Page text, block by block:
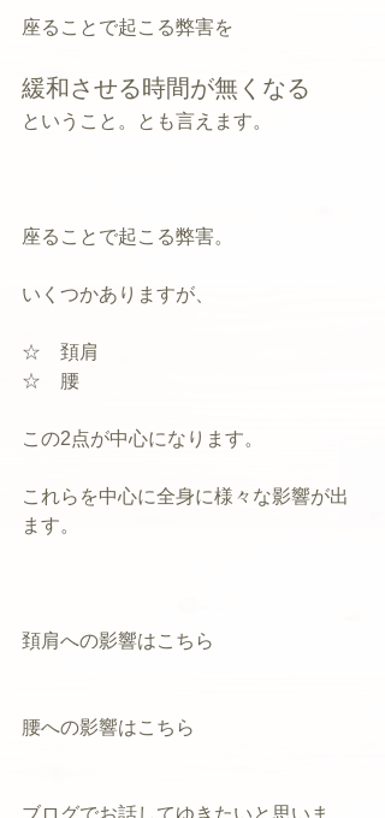
座ることで起こる弊害を
緩和させる時間が無くなる
ということ。とも言えます。
座ることで起こる弊害。
いくつかありますが、
☆　頚肩
☆　腰
この2点が中心になります。
これらを中心に全身に様々な影響が出
ます。
頚肩への影響はこちら
腰への影響はこちら